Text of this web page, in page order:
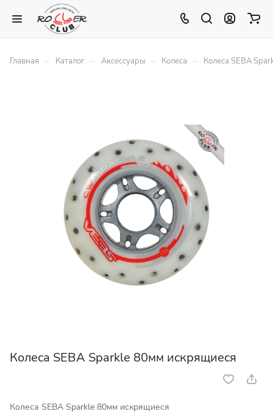
Главная – Каталог – Аксессуары – Колеса – Колеса SEBA
Колеса SEBA Sparkle 80мм искрящиеся
Колеса SEBA Sparkle 80мм искрящиеся